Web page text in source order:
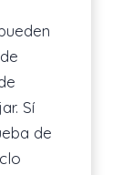
Sí
de